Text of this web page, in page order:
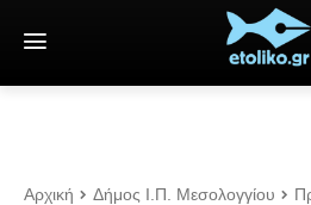
Αρχική Δήμος Ι.Π. Μεσολογγίου